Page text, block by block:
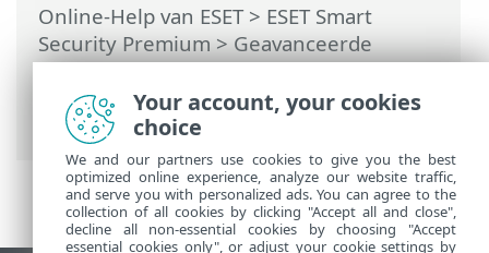
Online-Help van ESET> ESET Smart
Security Premium>Geavanceerde
instellingen>Gebruikersinterface>
Gamer-modus> Toepassingen die zijn
uitgesloten van de gamer-modus
Your account, your cookies
choice
We and our partners use cookies to give you the best
optimized online experience, analyze our website traffic,
and serve you with personalized ads. You can agree to the
collection of all cookies by clicking "Accept all and close",
decline all non-essential cookies by choosing "Accept
essential cookies only", or adjust your cookie settings by